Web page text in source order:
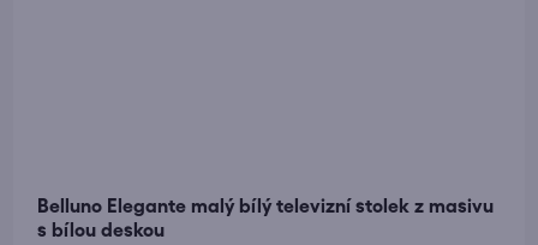
Belluno Elegante malý bílý televizní stolek z masivu
s bílou deskou